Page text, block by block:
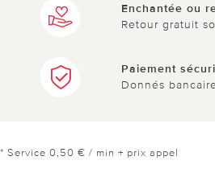
Enchantée ou
Retour gratuit
Paiement
Donnés
* Service 0,50 € / min + prix appel